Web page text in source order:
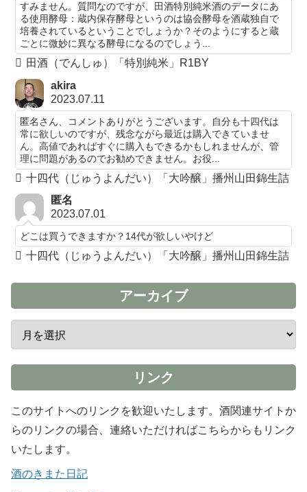
すみません。質問なのですが、田酒特別純米酒のデータにあ
る使用酵母：蔵内保存酵母というのは協会酵母を酒蔵独自で
培養されているということでしょうか？そのようにすると蔵
ごとに微妙に異なる酵母になるのでしょう...
田酒（でんしゅ）「特別純米」R1BY
akira
2023.07.11
匿名さん、コメントありがとうございます。自分も十四代は
常に欲しいのですが、残念ながら最近は購入できていませ
ん。高値であればすぐに購入もできるかもしれませんが、管
理に問題があるのでお勧めできません。お役...
十四代（じゅうよんだい）「大吟醸」播州山田錦生詰
匿名
2023.07.01
どこは買うできますか？14代が欲しいやけど
十四代（じゅうよんだい）「大吟醸」播州山田錦生詰
アーカイブ
リンク
このサイトへのリンクを歓迎いたします。酒関連サイトか
らのリンクの場合、連絡いただければこちらからもリンク
いたします。
酒のきまた日記